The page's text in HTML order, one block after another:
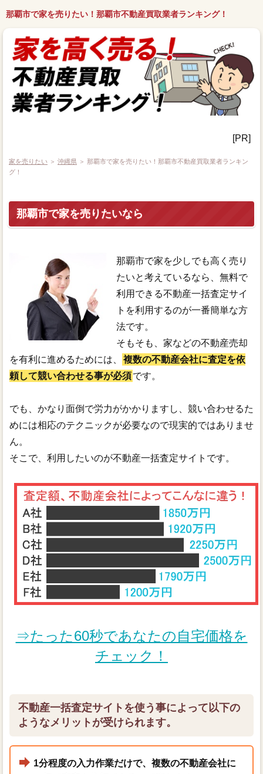
那覇市で家を売りたい！那覇市不動産買取業者ランキング！
[PR]
家を売りたい ＞ 沖縄県 ＞ 那覇市で家を売りたい！那覇市不動産買取業者ランキン
グ！
那覇市で家を売りたいなら
那覇市で家を少しでも高く売り
たいと考えているなら、無料で
利用できる不動産一括査定サイ
トを利用するのが一番簡単な方
法です。
そもそも、家などの不動産売却
を有利に進めるためには、
複数の不動産会社に査定を依
頼して競い合わせる事が必須です。
でも、かなり面倒で労力がかかりますし、競い合わせるた
めには相応のテクニックが必要なので現実的ではありませ
ん。
そこで、利用したいのが不動産一括査定サイトです。
⇒たった60秒であなたの自宅価格を
チェック！
不動産一括査定サイトを使う事によって以下の
ようなメリットが受けられます。
1分程度の入力作業だけで、複数の不動産会社に